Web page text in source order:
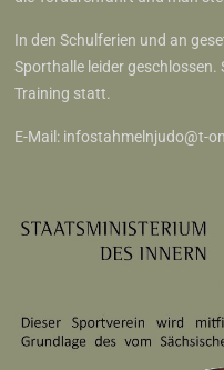
In den Schulferien und an
Sporthalle leider geschlossen.
Training statt.
E-Mail: infostahmelnjudo@t-